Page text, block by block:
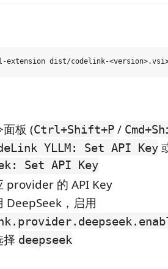
板 (Ctrl+Shift+P /
YLLM: Set API Key
Set API Key
provider 的 API Key
DeepSeek，启用
择 deepseek